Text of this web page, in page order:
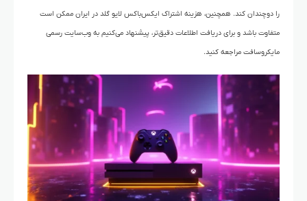
را دوچندان کند. همچنین، هزینه اشتراک ایکس‌باکس لایو گلد در ایران ممکن است
متفاوت باشد و برای دریافت اطلاعات دقیق‌تر، پیشنهاد می‌کنیم به وب‌سایت رسمی
مایکروسافت مراجعه کنید.